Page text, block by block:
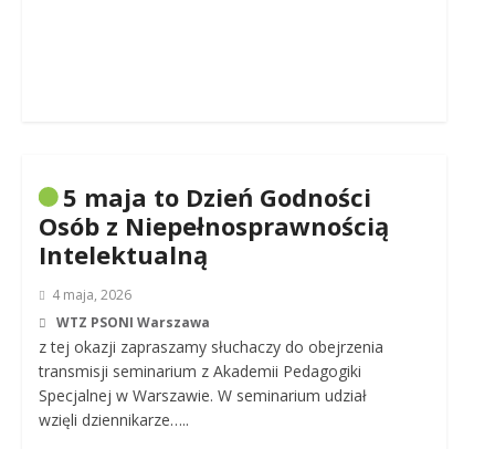
5 maja to Dzień Godności
Osób z Niepełnosprawnością
Intelektualną
4 maja, 2026
WTZ PSONI Warszawa
z tej okazji zapraszamy słuchaczy do obejrzenia
transmisji seminarium z Akademii Pedagogiki
Specjalnej w Warszawie. W seminarium udział
wzięli dziennikarze…..